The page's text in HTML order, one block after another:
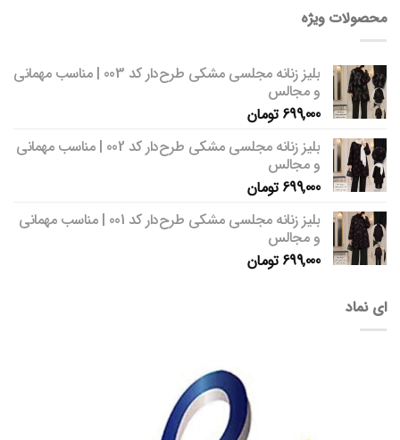
محصولات ویژه
بلیز زنانه مجلسی مشکی طرح‌دار کد 003 | مناسب مهمانی
و مجالس
699,000 تومان
بلیز زنانه مجلسی مشکی طرح‌دار کد 002 | مناسب مهمانی
و مجالس
699,000 تومان
بلیز زنانه مجلسی مشکی طرح‌دار کد 001 | مناسب مهمانی
و مجالس
699,000 تومان
ای نماد